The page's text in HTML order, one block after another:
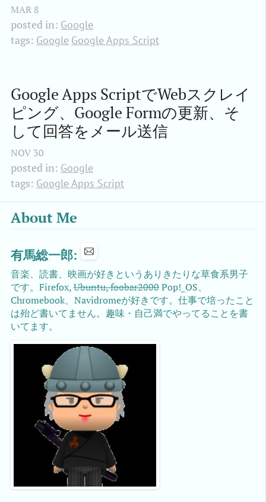
MAR 8
posted in: Google
tags: Google Google Apps Script
Google Apps ScriptでWebスクレイ
ピング、Google Formの更新、そ
して回答をメール送信
NOV 30
posted in: Google
tags: Google Apps Script
About Me
有馬総一郎:
音楽、読書、映画が好きというありきたりな草食系男子
です。Firefox,Ubuntu, foobar2000Pop!_OS、
Chromebook、Navidromeが好きです。仕事で培ったこと
は殆ど書いてません。趣味・自己満でやってることを書
いてます。